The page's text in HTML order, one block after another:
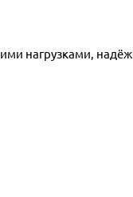
нагрузками,